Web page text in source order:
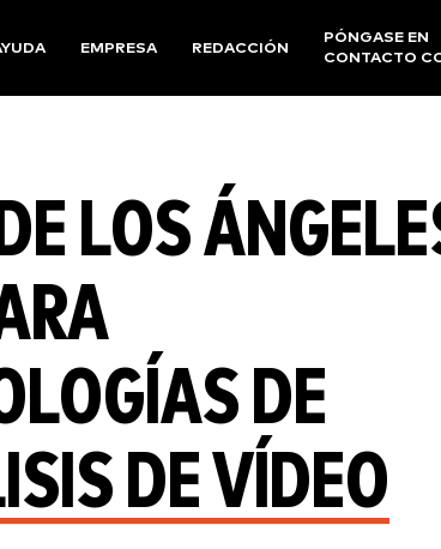
EMPRESA REDACCIÓN
PÓNGASE EN
CONTACTO
LOS
DE
DE VÍDEO